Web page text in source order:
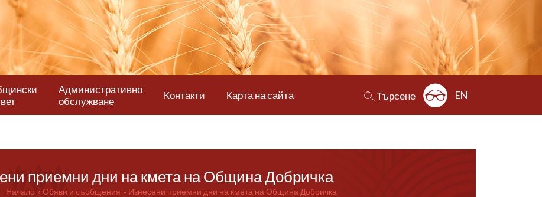
Административно
обслужване
Контакти Карта на сайта Търсене EN
приемни дни на кмета на Община Добричка
Начало Обяви и съобщения Изнесени приемни дни на кмета на Община Добричка